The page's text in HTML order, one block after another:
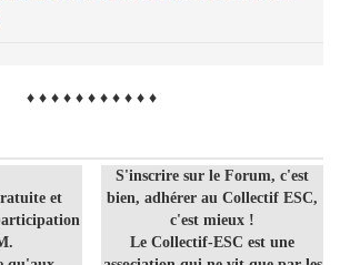
♦ ♦ ♦ ♦ ♦ ♦ ♦ ♦ ♦ ♦ ♦
et
S'inscrire sur le Forum, c'est
bien, adhérer au Collectif ESC,
c'est mieux !
Le Collectif-ESC est une